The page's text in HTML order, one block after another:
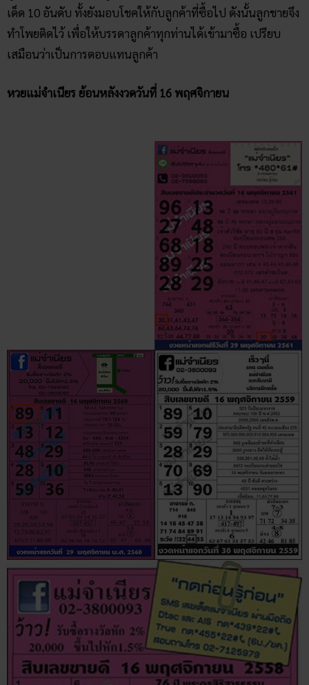
เด็ด 10 อันดับ ทั้งยังมอบโชคให้กับลูกค้าที่ซื้อไป ดังนั้นลูกชายจึง
ทำโพยติดไว้ เพื่อให้บรรดาลูกค้าทุกท่านได้เข้ามาซื้อ เปรียบ
เสมือนว่าเป็นการตอบแทนลูกค้า
หวยแม่จำเนียร ย้อนหลังงวดวันที่ 16 พฤศจิกายน